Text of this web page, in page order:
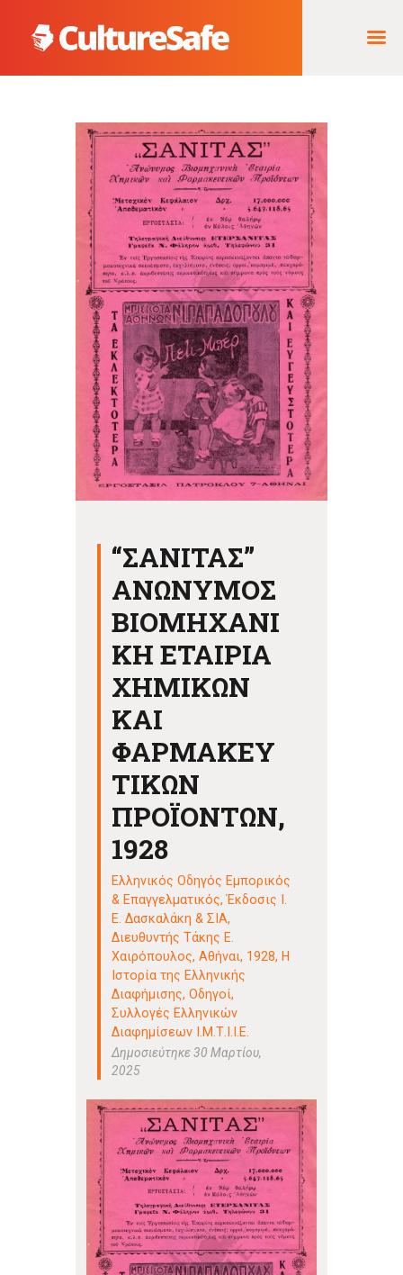
ΑΡΧΙΚΉ
ΦΟΡΈΑΣ ΥΛΟΠΟΊΗΣΗΣ
& ΈΡΓΑ
ΘΗΣΑΥΡΌΣ
ΤΕΚΜΗΡΊΩΝ
“ΣΑΝΙΤΑΣ”
ΑΝΩΝΥΜΟΣ
ΒΙΟΜΗΧΑΝΙ
ΚΗ ΕΤΑΙΡΙΑ
ΧΗΜΙΚΩΝ
ΚΑΙ
ΦΑΡΜΑΚΕΥ
ΤΙΚΩΝ
ΠΡΟΪΟΝΤΩΝ,
1928
Ελληνικός Οδηγός Εμπορικός
& Επαγγελματικός, Έκδοσις Ι.
Ε. Δασκαλάκη & ΣΙΑ,
Διευθυντής Τάκης Ε.
Χαιρόπουλος, Αθήναι, 1928, Η
Ιστορία της Ελληνικής
Διαφήμισης,Οδηγοί,
Συλλογές Ελληνικών
Διαφημίσεων Ι.Μ.Τ.Ι.Ι.Ε.
Δημοσιεύτηκε 30 Μαρτίου,
2025